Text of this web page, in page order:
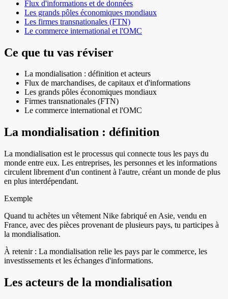
Flux d'informations et de données
Les grands pôles économiques mondiaux
Les firmes transnationales (FTN)
Le commerce international et l'OMC
Ce que tu vas réviser
La mondialisation : définition et acteurs
Flux de marchandises, de capitaux et d'informations
Les grands pôles économiques mondiaux
Firmes transnationales (FTN)
Le commerce international et l'OMC
La mondialisation : définition
La mondialisation est le processus qui connecte tous les pays du
monde entre eux. Les entreprises, les personnes et les informations
circulent librement d'un continent à l'autre, créant un monde de plus
en plus interdépendant.
Exemple
Quand tu achètes un vêtement Nike fabriqué en Asie, vendu en
France, avec des pièces provenant de plusieurs pays, tu participes à
la mondialisation.
À retenir : La mondialisation relie les pays par le commerce, les
investissements et les échanges d'informations.
Les acteurs de la mondialisation